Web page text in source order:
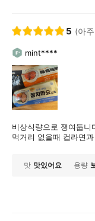
5 (아
mint****
비상식량으로 쟁여둡니
먹거리 없을때 컵라면
맛 맛있어요 용량